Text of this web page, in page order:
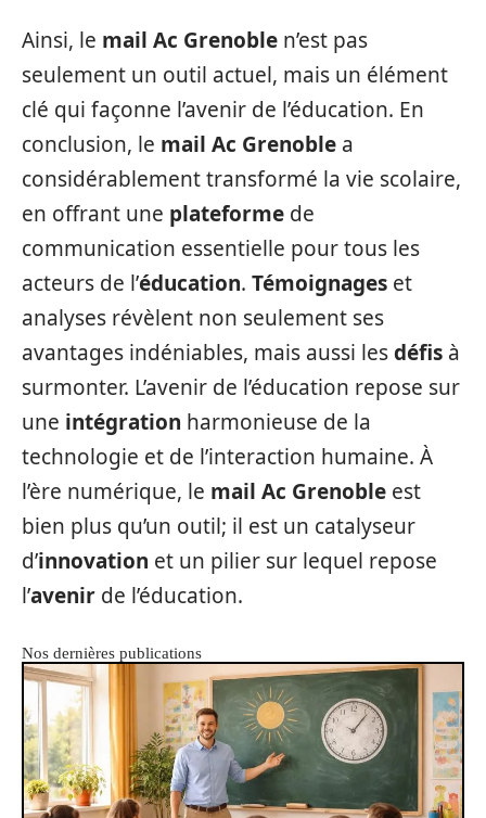
Ainsi, le mail Ac Grenoble n’est pas
seulement un outil actuel, mais un élément
clé qui façonne l’avenir de l’éducation. En
conclusion, le mail Ac Grenoble a
considérablement transformé la vie scolaire,
en offrant une plateforme de
communication essentielle pour tous les
acteurs de l’éducation. Témoignages et
analyses révèlent non seulement ses
avantages indéniables, mais aussi lesdéfis à
surmonter. L’avenir de l’éducation repose sur
une intégration harmonieuse de la
technologie et de l’interaction humaine. À
l’ère numérique, le mail Ac Grenoble est
bien plus qu’un outil; il est un catalyseur
d’innovation et un pilier sur lequel repose
l’avenir de l’éducation.
Nos dernières publications